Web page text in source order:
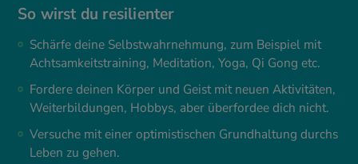
So wirst du resilienter
Schärfe deine Selbstwahrnehmung, zum Beispiel mit
Achtsamkeitstraining, Meditation, Yoga, Qi Gong etc.
Fordere deinen Körper und Geist mit neuen Aktivitäten,
Weiterbildungen, Hobbys, aber überfordee dich nicht.
Versuche mit einer optimistischen Grundhaltung durchs
Leben zu gehen.